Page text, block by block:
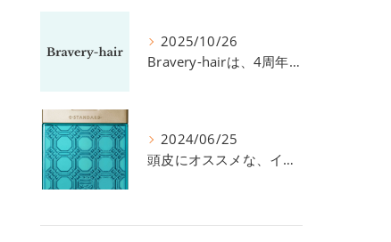
2025/10/26
Bravery-hairは、4周年を迎えました！
2024/06/25
頭皮にオススメな、イイスタンダードのスカルプ系シャンプー＆トリートメントです！